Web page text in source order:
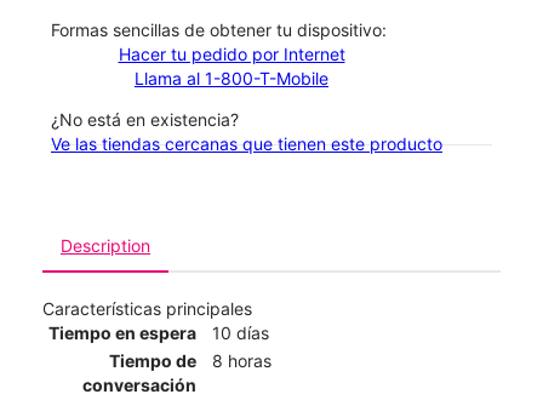
​​​​​​​Formas sencillas de obtener tu dispositivo:
Hacer tu pedido por Internet
Llama al 1-800-T-Mobile
¿No está en existencia?
Ve las tiendas cercanas que tienen este producto
Description
Características principales
Tiempo en espera
10 días
Tiempo de
conversación
8 horas